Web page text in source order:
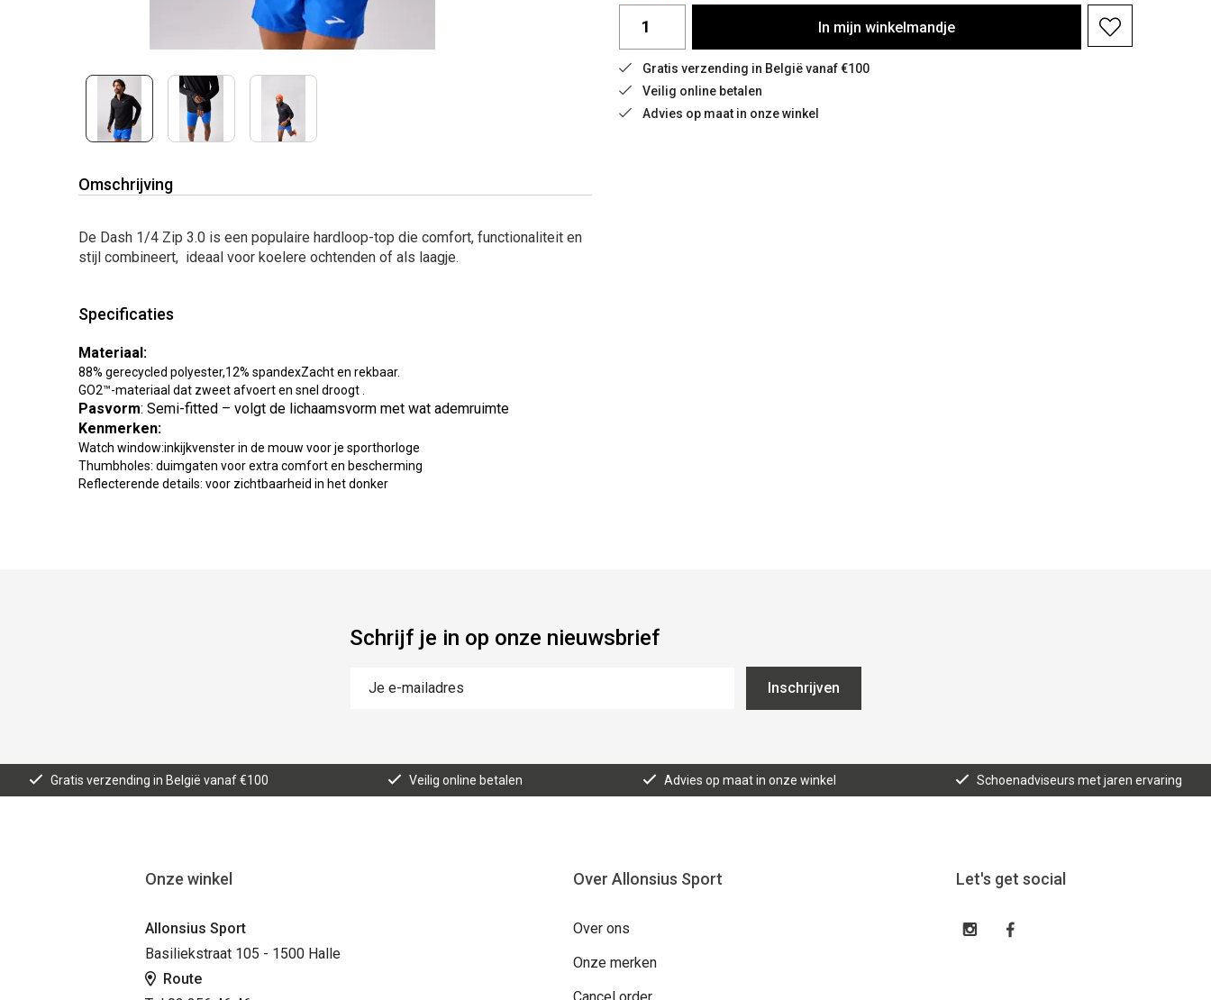
In mijn winkelmandje
Gratis verzending in België vanaf €100
Veilig online betalen
Advies op maat in onze winkel
Omschrijving
De Dash 1/4 Zip 3.0 is een populaire hardloop-top die comfort, functionaliteit en
stijl combineert, ideaal voor koelere ochtenden of als laagje.
Specificaties
Materiaal:
88% gerecycled polyester,12% spandexZacht en rekbaar.
GO2™-materiaal dat zweet afvoert en snel droogt .
Pasvorm: Semi-fitted – volgt de lichaamsvorm met wat ademruimte
Kenmerken:
Watch window:inkijkvenster in de mouw voor je sporthorloge
Thumbholes: duimgaten voor extra comfort en bescherming
Reflecterende details: voor zichtbaarheid in het donker
Schrijf je in op onze nieuwsbrief
Inschrijven
Gratis verzending in België vanaf €100 Veilig online betalen Advies op maat in onze winkel Schoenadviseurs met jaren ervaring
Onze winkel
Allonsius Sport
Basiliekstraat 105 - 1500 Halle
Route
Over Allonsius Sport
Over ons
Onze merken
Let's get social